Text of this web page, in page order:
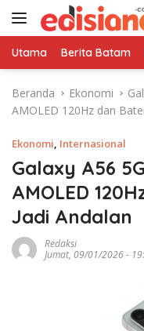
Utama Berita Batam
Beranda Ekonomi
AMOLED 120Hz dan
Ekonomi, Internasional
Galaxy A56
AMOLED
Jadi Andalan
Redaksi
Jumat, 09/01/2026 -